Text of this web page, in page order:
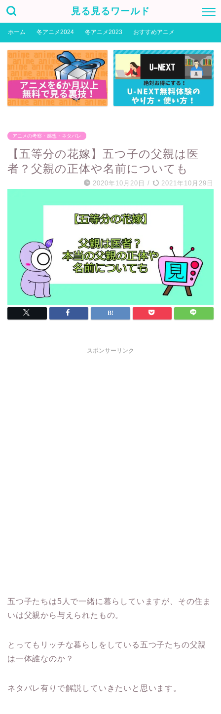
見る見るワールド
ホーム 冬アニメ2024 冬アニメ2023 おすすめアニメ
アニメの考察・感想・ネタバレ
【五等分の花嫁】五つ子の父親は医
者？父親の正体や名前についても
2020年10月20日 / 2021年10月29日
スポンサーリンク
五つ子たちは5人で一緒に暮らしていますが、その住ま
いは父親から与えられたもの。
とってもリッチな暮らしをしている五つ子たちの父親
は一体誰なのか？
ネタバレ有りで解説していきたいと思います。